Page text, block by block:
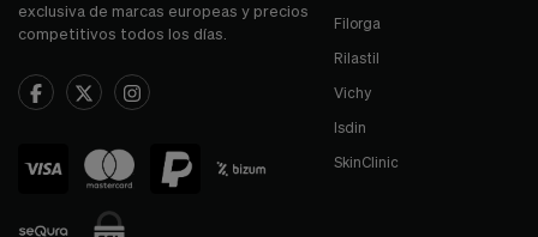
exclusiva de marcas europeas y precios
competitivos todos los días.
Filorga
Rilastil
Vichy
Isdin
SkinClinic